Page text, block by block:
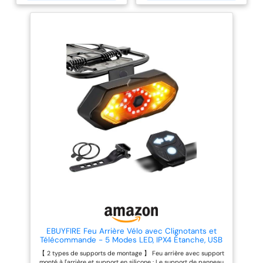
BOUCLE MAGNÉTIQUE
ferme facilement,
rapidement et d'une
seule main. DÉTAILS
DE PRODUITS : Casque
de ville unisexe pour
adultes, y compris
système de harnais
plat TriVider - la taille
indiquée en
centimètres
correspond au tour
efficacement la résistance à l'air
et la transpiration. Le casque de
vélo avec seulement 310 g (0,68
lb) ne fatigue pas la tête du
cycliste lors de la conduite d'un
vélo. LUNETTES MAGNÉTIQUES:
Le casque velo équipé d'une
lunette magnétique. Les lunettes
peuvent réduire la forte lumière
du soleil et en même temps
protéger vos yeux du vent, du
sable et de la poussière. FEU
ARRIÈRE À LED: Le casque velo
comprend une lumière LED, 3
modes d'éclairage aident les
est étanche, peut toujours être
utilisé trempé dans l'eau. TAILLE
AJUSTABLE: Casque velo adulte
avec conception ajustable à
bouton de réglage à l'arrière du
offrant une visibilité jusqu'à 330
d'éclairage avant (Haute-
Moyenne-Basse-Flash Rapide)
et 7 modes d'éclairage arrière
(Haute-Basse-Clignotement
Lent-Clignotement
d'Avertissement-Clignotement
Lent-Clignotement Alterné
d'Avertissement), offrant
différentes intensités
lumineuses et motifs de
clignotement pour répondre à
Batterie Prolongée: La lumiere
batterie de 3000mAh, offrant
jusqu'à 4 heures d'autonomie à
à basse luminosité. Dotée d'une
EBUYFIRE Feu Arrière Vélo avec Clignotants et
Télécommande - 5 Modes LED, IPX4 Étanche, USB
Rechargeable, Klaxon Intégré, Montage Universel
pour Guidon/Casque/Porte-Bagages
【 2 types de supports de montage 】 Feu arrière avec support